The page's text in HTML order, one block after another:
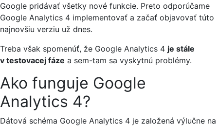
Google pridávať všetky nové funkcie. Preto odporúčame
Google Analytics 4 implementovať a začať objavovať túto
najnovšiu verziu už dnes.
Treba však spomenúť, že Google Analytics 4 je stále
v testovacej fáze a sem-tam sa vyskytnú problémy.
Ako funguje Google
Analytics 4?
Dátová schéma Google Analytics 4 je založená výlučne na